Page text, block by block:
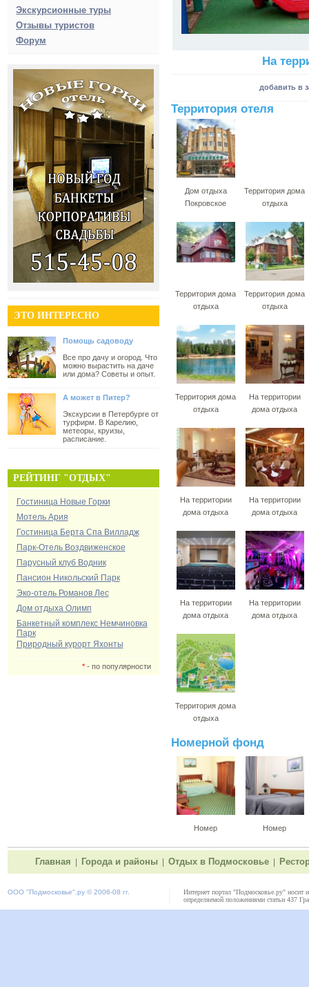
Экскурсионные туры
Отзывы туристов
Форум
ЭТО ИНТЕРЕСНО
Помощь садоводу
Все про дачу и огород. Что
можно вырастить на даче
или дома? Советы и опыт.
А может в Питер?
Экскурсии в Петербурге от
турфирм. В Карелию,
метеоры, круизы,
расписание.
РЕЙТИНГ "ОТДЫХ"
Гостиница Новые Горки
Мотель Ария
Гостиница Берта Спа Вилладж
Парк-Отель Воздвиженское
Парусный клуб Водник
Пансион Никольский Парк
Эко-отель Романов Лес
Дом отдыха Олимп
Банкетный комплекс Немчиновка
Парк
Природный курорт Яхонты
*- по популярности
На
добавить в
Территория отеля
Дом отдыха
Покровское
Территория дома
отдыха
Территория дома
отдыха
Территория дома
отдыха
Территория дома
отдыха
На территории
дома отдыха
На территории
дома отдыха
На территории
дома отдыха
На территории
дома отдыха
На территории
дома отдыха
Территория дома
отдыха
Номерной фонд
Номер Номер
Главная Города и районы Отдых в Подмосковье
ООО "Подмосковье" .ру © 2006-08 гг.
Интернет портал "Подмосковье.ру" носит
определяемой положениями статьи 437